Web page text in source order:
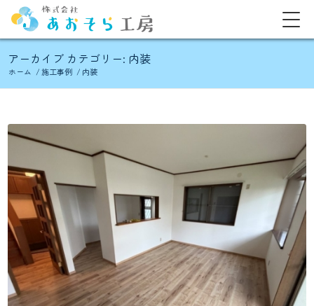
アーカイブ カテゴリー: 内装
ホーム / 施工事例 / 内装